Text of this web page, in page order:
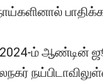
2024-ம் ஆண்டின்